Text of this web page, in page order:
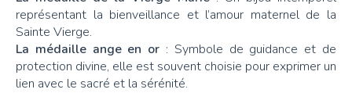
représentant la bienveillance et l’amour maternel de la
Sainte Vierge.
La médaille ange en or : Symbole de guidance et de
protection divine, elle est souvent choisie pour exprimer un
lien avec le sacré et la sérénité.